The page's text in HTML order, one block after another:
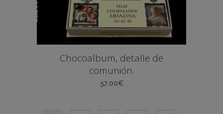
Chocoalbum, detalle de
comunión.
57,00€